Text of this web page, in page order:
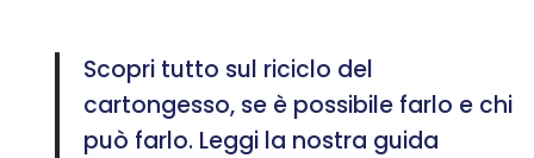
Scopri tutto sul riciclo del
cartongesso, se è possibile farlo e chi
può farlo. Leggi la nostra guida